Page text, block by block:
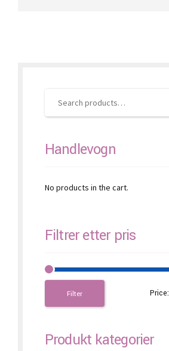
product
Handlevogn
No products in the cart.
Filtrer etter pris
Filter Price:
Produkt kategorier